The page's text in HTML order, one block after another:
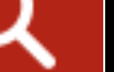
480,000円
12月
部屋